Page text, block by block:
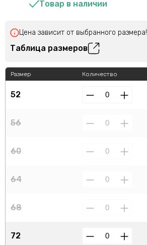
Товар в наличии
Цена зависит от выбранного размера!
Таблица размеров
Размер
52
56
60
64
68
72
Количество